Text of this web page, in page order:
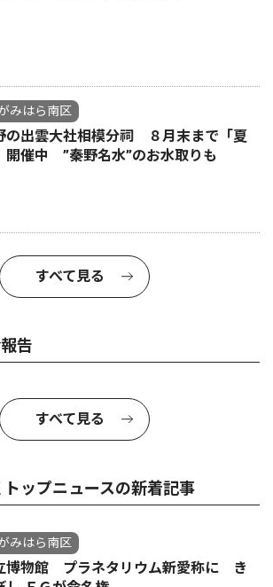
みはら南区
の出雲大社相模分祠 ８月末まで「夏
開催中 ”秦野名水”のお水取りも
すべて見る
告
すべて見る
トップニュースの新着記事
みはら南区
博物館 プラネタリウム新愛称に き